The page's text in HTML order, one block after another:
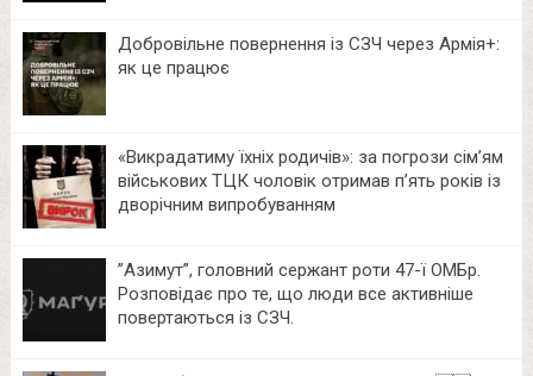
Добровільне повернення із СЗЧ через Армія+:
як це працює
«Викрадатиму їхніх родичів»: за погрози сім’ям
військових ТЦК чоловік отримав п’ять років із
дворічним випробуванням
⁨”Азимут”, головний сержант роти 47-ї ОМБр.
Розповідає про те, що люди все активніше
повертаються із СЗЧ.